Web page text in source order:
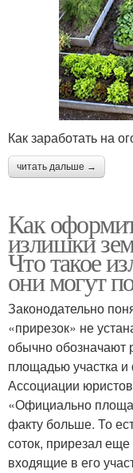
Как заработать на
читать дальше →
Как
излишки
Что такое
они могут
Законодательно
«прирезок» не
обычно обозначают
площадью участка и
Ассоциации
«Официально
факту больше. То
соток, прирезал
входящие в его